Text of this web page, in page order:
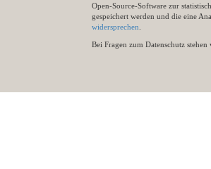
Open-Source-Software zur
gespeichert werden und die eine
widersprechen
Bei Fragen zum Datenschutz